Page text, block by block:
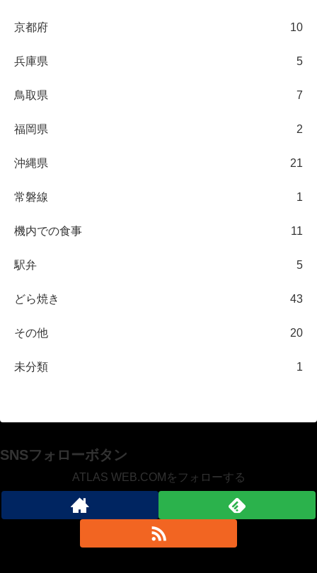
京都府 10
兵庫県 5
鳥取県 7
福岡県 2
沖縄県 21
常磐線 1
機内での食事 11
駅弁 5
どら焼き 43
その他 20
未分類 1
SNSフォローボタン
ATLAS WEB.COMをフォローする